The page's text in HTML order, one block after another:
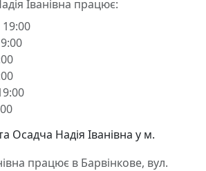
Іванівна працює:
19:00
Осадча Надія Іванівна у м.
працює в Барвінкове, вул.